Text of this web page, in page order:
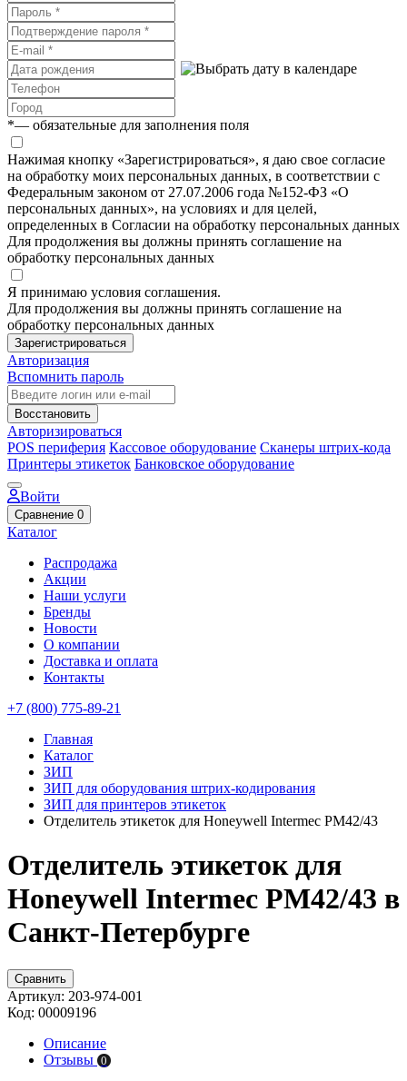
*— обязательные для заполнения поля
Нажимая кнопку «Зарегистрироваться», я даю свое согласие
на обработку моих персональных данных, в соответствии с
Федеральным законом от 27.07.2006 года №152-ФЗ «О
персональных данных», на условиях и для целей,
определенных в Согласии на обработку персональных данных
Для продолжения вы должны принять соглашение на
обработку персональных данных
Я принимаю условия соглашения.
Для продолжения вы должны принять соглашение на
обработку персональных данных
Зарегистрироваться
Авторизация
Вспомнить пароль
Восстановить
Авторизироваться
POS периферия Кассовое оборудование Сканеры штрих-кода
Принтеры этикеток Банковское оборудование
Войти
Сравнение 0
Каталог
Распродажа
Акции
Наши услуги
Бренды
Новости
О компании
Доставка и оплата
Контакты
+7 (800) 775-89-21
Главная
Каталог
ЗИП
ЗИП для оборудования штрих-кодирования
ЗИП для принтеров этикеток
Отделитель этикеток для Honeywell Intermec PM42/43
Отделитель этикеток для
Honeywell Intermec PM42/43 в
Санкт-Петербурге
Сравнить
Артикул: 203-974-001
Код: 00009196
Описание
Отзывы 0